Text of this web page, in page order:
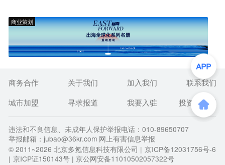
商业策划
商务合作 关于我们 加入我们
联系我们
城市加盟
寻求报道 我要入驻 投资者关系
违法和不良信息、未成年人保护举报电话：010-89650707
举报邮箱：jubao@36kr.com 网上有害信息举报
© 2011~2026 北京多氪信息科技有限公司 | 京ICP备12031756号-6
| 京ICP证150143号 | 京公网安备11010502057322号